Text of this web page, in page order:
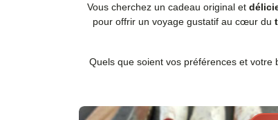
Vous cherchez un cadeau original et
pour offrir un voyage gustatif au cœur du
Quels que soient vos préférences et